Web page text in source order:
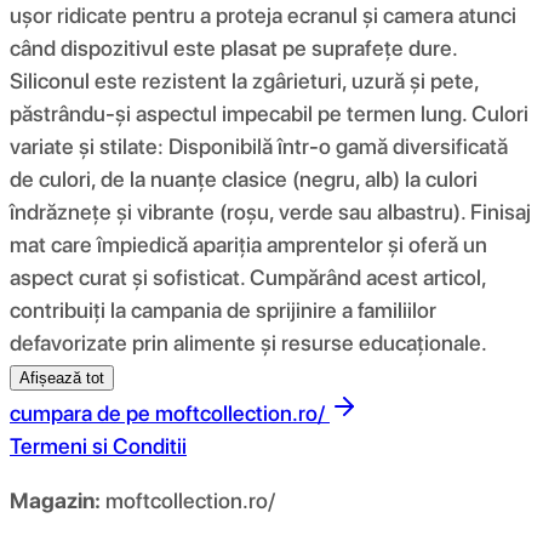
ușor ridicate pentru a proteja ecranul și camera atunci
când dispozitivul este plasat pe suprafețe dure.
Siliconul este rezistent la zgârieturi, uzură și pete,
păstrându-și aspectul impecabil pe termen lung. Culori
variate și stilate: Disponibilă într-o gamă diversificată
de culori, de la nuanțe clasice (negru, alb) la culori
îndrăznețe și vibrante (roșu, verde sau albastru). Finisaj
mat care împiedică apariția amprentelor și oferă un
aspect curat și sofisticat. Cumpărând acest articol,
contribuiți la campania de sprijinire a familiilor
defavorizate prin alimente și resurse educaționale.
Afișează tot
cumpara de pe moftcollection.ro/
Termeni si Conditii
Magazin: moftcollection.ro/